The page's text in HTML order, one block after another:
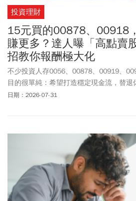
投資理財
15元買的00878、00918
賺更多？達人曝「高點賣
招教你報酬極大化
不少投資人存0056、00878、00919、
目的很單純：希望打造穩定現金流，替退
不過，當持有時間拉長、股市走多，帳面
日期：2026-07-31